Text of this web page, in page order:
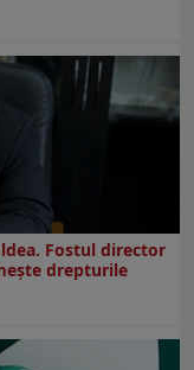
Fostul director
drepturile